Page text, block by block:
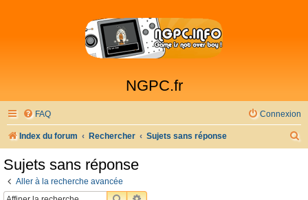
NGPC.fr
FAQ Connexion
Index du forum Rechercher Sujets sans réponse
Sujets sans réponse
Aller à la recherche avancée